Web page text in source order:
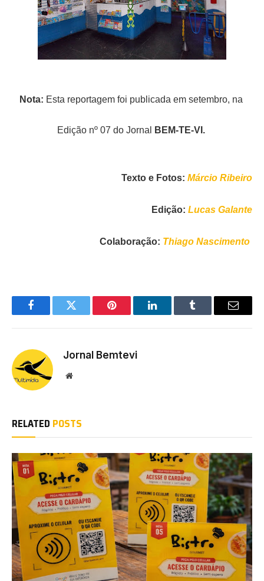
Nota: Esta reportagem foi publicada em setembro, na
Edição nº 07 do Jornal BEM-TE-VI.
Texto e Fotos: Márcio Ribeiro
Edição: Lucas Galante
Colaboração: Thiago Nascimento
FacebookTwitter Pinterest LinkedInTumblr Email
Jornal Bemtevi
Website
RELATED POSTS